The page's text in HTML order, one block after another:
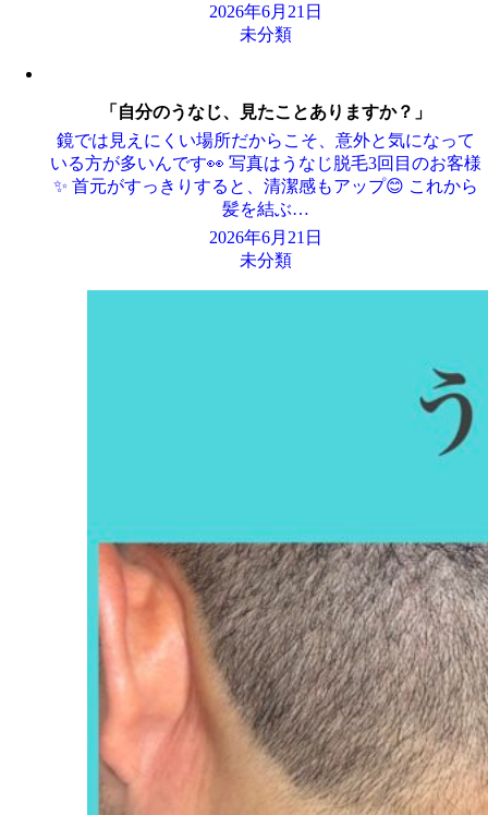
2026年6月21日
未分類
「自分のうなじ、見たことありますか？」
鏡では見えにくい場所だからこそ、意外と気になって
いる方が多いんです👀 写真はうなじ脱毛3回目のお客様
✨ 首元がすっきりすると、清潔感もアップ😊 これから
髪を結ぶ…
2026年6月21日
未分類